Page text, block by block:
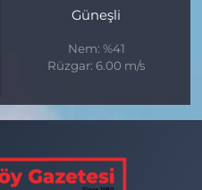
Güneşli
Nem: %41
Rüzgar: 6.00 m/s